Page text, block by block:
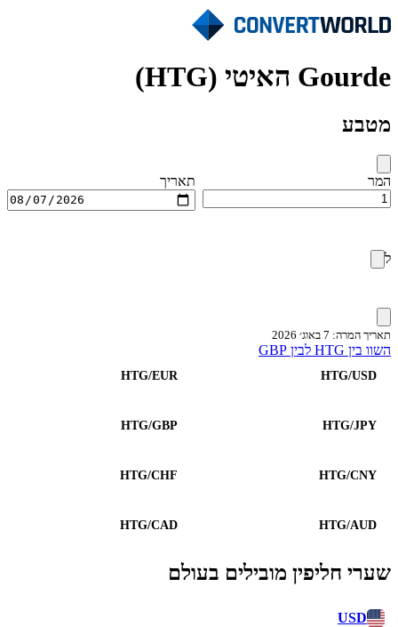
Gourde האיטי (HTG)
מטבע
המר תאריך
ל
תאריך המרה: 7 באוג׳ 2026
השוו בין HTG לבין GBP
HTG/USD
HTG/EUR
HTG/JPY
HTG/GBP
HTG/CNY
HTG/CHF
HTG/AUD
HTG/CAD
שערי חליפין מובילים בעולם
USD